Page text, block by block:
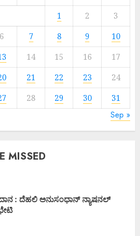
1
2
3
6 7 8 9
10
14 15 16
17
21 22 23
24
28 29 30 31
Sep »
MISSED
: ದೆಹಲಿ ಅನುಸಂಧಾನ್ ನ್ಯಾಷನಲ್